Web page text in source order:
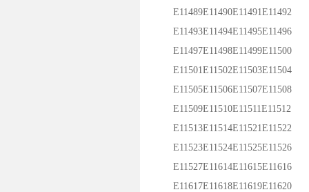
E11489E11490E11491E11492
E11493E11494E11495E11496
E11497E11498E11499E11500
E11501E11502E11503E11504
E11505E11506E11507E11508
E11509E11510E11511E11512
E11513E11514E11521E11522
E11523E11524E11525E11526
E11527E11614E11615E11616
E11617E11618E11619E11620